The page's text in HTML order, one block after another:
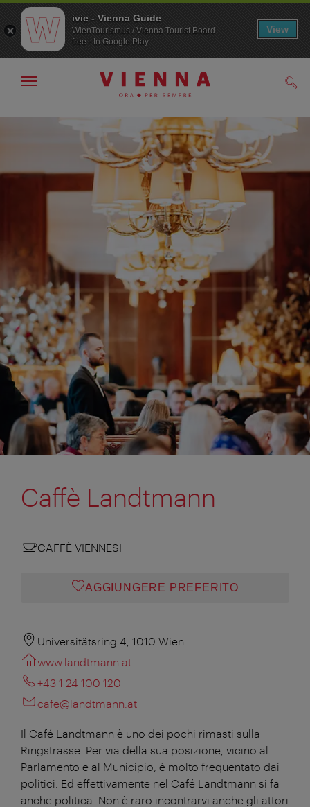
Alla
Al
Mostra/nascondi
Caffè Landtmann
CAFFÈ VIENNESI
AGGIUNGERE PREFERITO
Universitätsring 4, 1010 Wien
www.landtmann.at
+43 1 24 100 120
cafe@landtmann.at
Il Café Landtmann è uno dei pochi rimasti sulla
Ringstrasse. Per via della sua posizione, vicino al
Parlamento e al Municipio, è molto frequentato dai
politici. Ed effettivamente nel Café Landtmann si fa
anche politica. Non è raro incontrarvi anche gli attori
ivie - Vienna Guide
WienTourismus / Vienna Tourist Board
free - In Google Play
View